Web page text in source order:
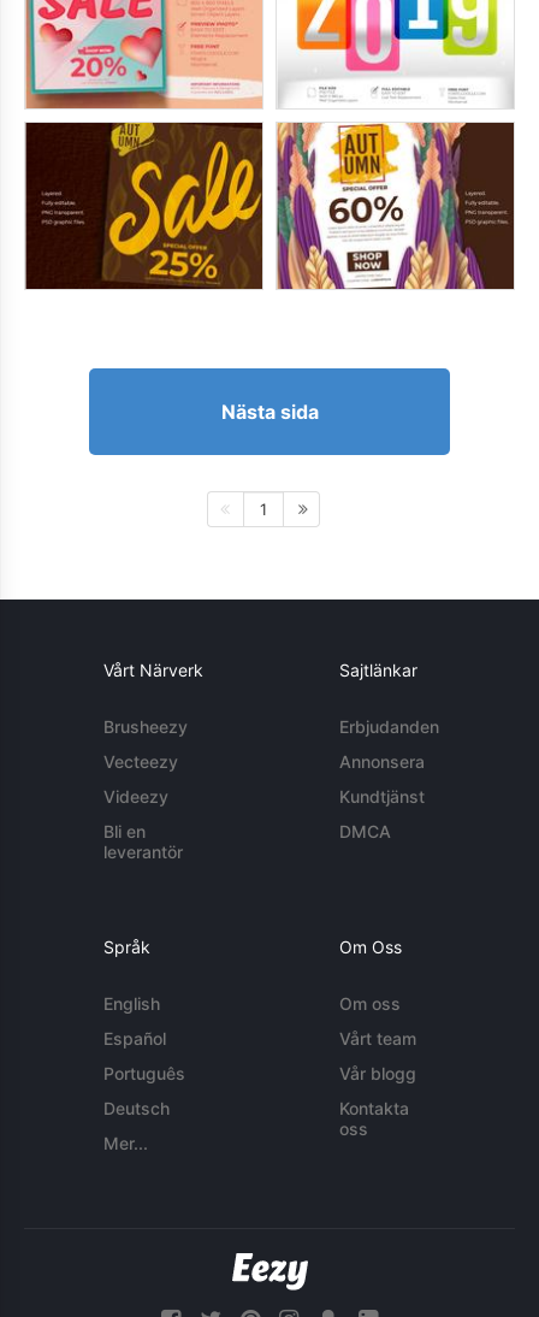
Nästa sida
1
Vårt Närverk
Brusheezy
Vecteezy
Videezy
Bli en
leverantör
Sajtlänkar
Erbjudanden
Annonsera
Kundtjänst
DMCA
Språk
English
Español
Português
Deutsch
Mer...
Om Oss
Om oss
Vårt team
Vår blogg
Kontakta
oss